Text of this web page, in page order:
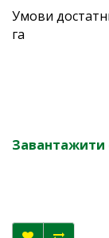
Умови
га
Завантажити